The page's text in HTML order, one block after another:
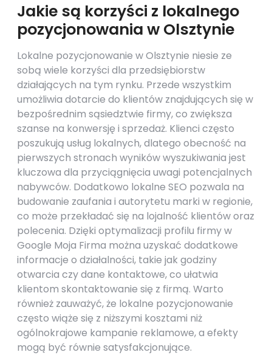
Jakie są korzyści z lokalnego
pozycjonowania w Olsztynie
Lokalne pozycjonowanie w Olsztynie niesie ze
sobą wiele korzyści dla przedsiębiorstw
działających na tym rynku. Przede wszystkim
umożliwia dotarcie do klientów znajdujących się w
bezpośrednim sąsiedztwie firmy, co zwiększa
szanse na konwersję i sprzedaż. Klienci często
poszukują usług lokalnych, dlatego obecność na
pierwszych stronach wyników wyszukiwania jest
kluczowa dla przyciągnięcia uwagi potencjalnych
nabywców. Dodatkowo lokalne SEO pozwala na
budowanie zaufania i autorytetu marki w regionie,
co może przekładać się na lojalność klientów oraz
polecenia. Dzięki optymalizacji profilu firmy w
Google Moja Firma można uzyskać dodatkowe
informacje o działalności, takie jak godziny
otwarcia czy dane kontaktowe, co ułatwia
klientom skontaktowanie się z firmą. Warto
również zauważyć, że lokalne pozycjonowanie
często wiąże się z niższymi kosztami niż
ogólnokrajowe kampanie reklamowe, a efekty
mogą być równie satysfakcjonujące.